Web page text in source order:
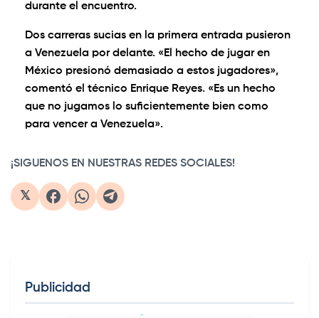
durante el encuentro.
Dos carreras sucias en la primera entrada pusieron
a Venezuela por delante. «El hecho de jugar en
México presionó demasiado a estos jugadores»,
comentó el técnico Enrique Reyes. «Es un hecho
que no jugamos lo suficientemente bien como
para vencer a Venezuela».
¡SIGUENOS EN NUESTRAS REDES SOCIALES!
𝕏
Publicidad